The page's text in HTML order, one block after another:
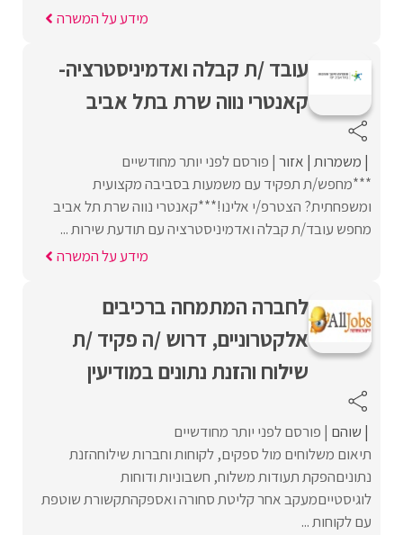
מידע על המשרה
עובד /ת קבלה ואדמיניסטרציה-
קאנטרי נווה שרת בתל אביב
משמרות אזור פורסם לפני יותר מחודשיים
***מחפש/ת תפקיד עם משמעות בסביבה מקצועית
ומשפחתית? הצטרפ/י אלינו!***קאנטרי נווה שרת תל אביב
מחפש עובד/ת קבלה ואדמיניסטרציה עם תודעת שירות ...
מידע על המשרה
לחברה המתמחה ברכיבים
אלקטרוניים, דרוש /ה פקיד /ת
שילוח והזנת נתונים במודיעין
שוהם פורסם לפני יותר מחודשיים
תיאום משלוחים מול ספקים, לקוחות וחברות שילוחהזנת
נתוניםהפקת תעודות משלוח, חשבוניות ודוחות
לוגיסטייםמעקב אחר קליטת סחורה ואספקהתקשורת שוטפת
עם לקוחות ...